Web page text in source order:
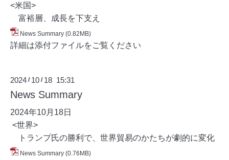
<米国>
富裕層、成長を下支え
News Summary (0.82MB)
詳細は添付ファイルをご覧ください
2024 / 10 / 18 15:31
News Summary
2024年10月18日
<世界>
トランプ氏の勝利で、世界貿易のかたちが劇的に変化
News Summary (0.76MB)